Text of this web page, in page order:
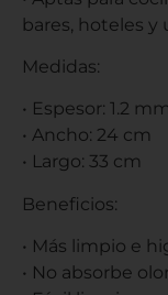
bares, hoteles y
Medidas:
• Espesor: 1.2 mm
• Ancho: 24 cm
• Largo: 33 cm
Beneficios:
• Más limpio e
• No absorbe